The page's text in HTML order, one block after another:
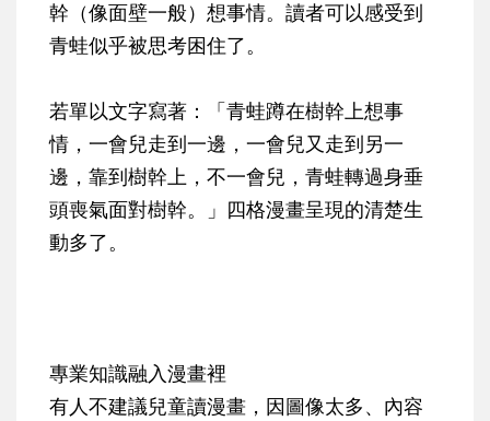
幹（像面壁一般）想事情。讀者可以感受到
青蛙似乎被思考困住了。
若單以文字寫著：「青蛙蹲在樹幹上想事
情，一會兒走到一邊，一會兒又走到另一
邊，靠到樹幹上，不一會兒，青蛙轉過身垂
頭喪氣面對樹幹。」四格漫畫呈現的清楚生
動多了。
專業知識融入漫畫裡
有人不建議兒童讀漫畫，因圖像太多、內容